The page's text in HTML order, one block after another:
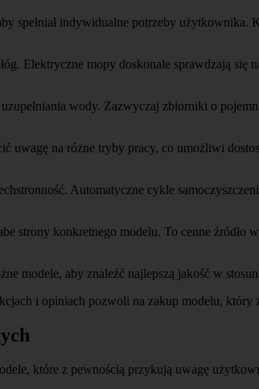
spełniał indywidualne potrzeby użytkownika.
Elektryczne mopy doskonale sprawdzają
wody. Zazwyczaj zbiorniki o
uwagę na różne tryby pracy, co umożliwi
Automatyczne cykle
strony konkretnego modelu. To cenne źródło
modele, aby znaleźć najlepszą jakość w
i opiniach pozwoli na zakup modelu, który
które z pewnością przykują uwagę